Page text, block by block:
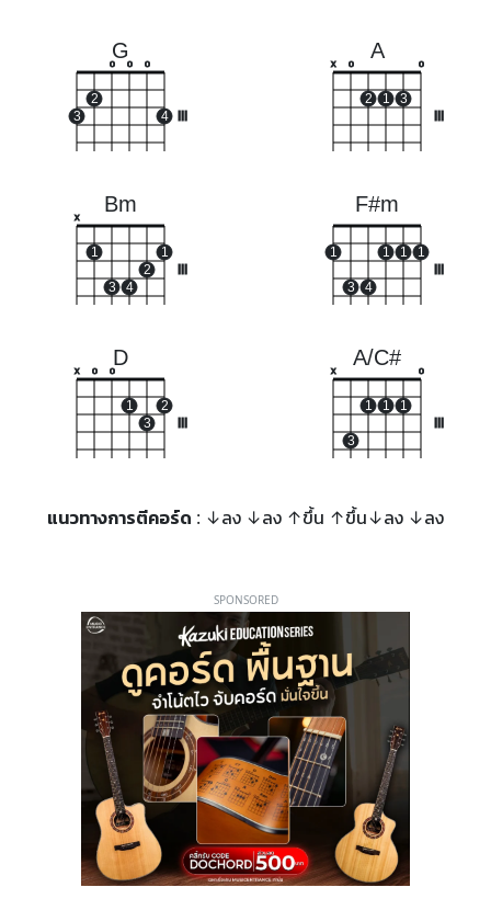
G
3
2
o o o
4
A
x o
2 1 3
o
Bm
x
1
3 4
2
1
F#m
1
3 4
1 1 1
D
x o o
1
3
2
A/C#
x
3
1 1 1
o
แนวทางการตีคอร์ด : ↓ลง ↓ลง ↑ขึ้น ↑ขึ้น↓ลง ↓ลง
SPONSORED